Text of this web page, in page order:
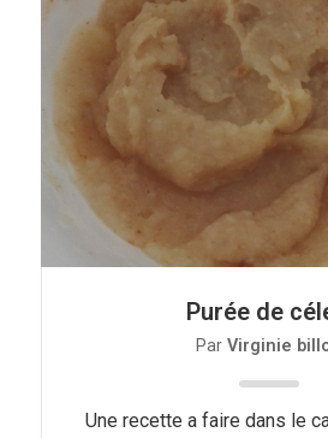
Purée de
Par Virginie
Une recette a faire dans le